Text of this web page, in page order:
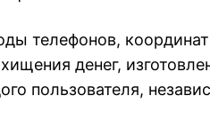
телефонов,
денег,
пользователя,